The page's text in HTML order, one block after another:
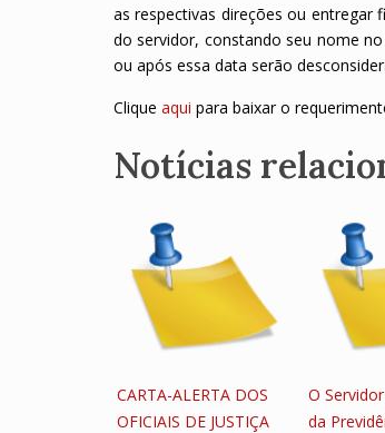
as respectivas direções ou entregar
do servidor, constando seu nome
ou após essa data serão
Clique aqui para baixar o
Notícias
CARTA-ALERTA DOS
OFICIAIS DE JUSTIÇA
O
da